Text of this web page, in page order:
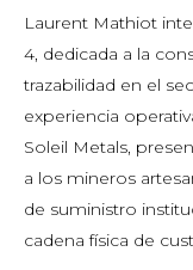
Laurent Mathiot
4, dedicada a la
trazabilidad en el
experiencia
Soleil Metals,
a los mineros
de suministro
cadena física de